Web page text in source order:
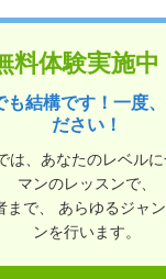
料体験実施中
も結構です！一度
ださい！
は、あなたのレベル
マンのレッスンで、
まで、 あらゆるジャ
ンを行います。